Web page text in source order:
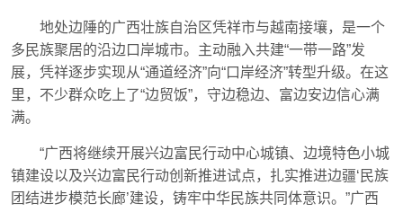
地处边陲的广西壮族自治区凭祥市与越南接壤，是一个
多民族聚居的沿边口岸城市。主动融入共建“一带一路”发
展，凭祥逐步实现从“通道经济”向“口岸经济”转型升级。在这
里，不少群众吃上了“边贸饭”，守边稳边、富边安边信心满
满。
“广西将继续开展兴边富民行动中心城镇、边境特色小城
镇建设以及兴边富民行动创新推进试点，扎实推进边疆‘民族
团结进步模范长廊’建设，铸牢中华民族共同体意识。”广西